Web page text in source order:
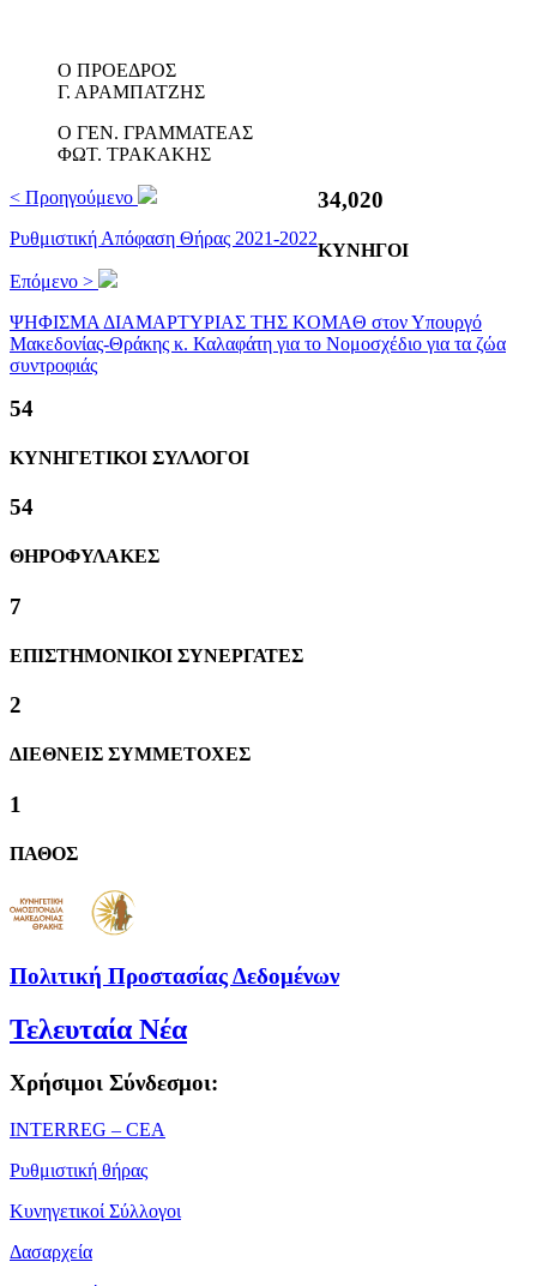
Ο ΠΡΟΕΔΡΟΣ
Γ. ΑΡΑΜΠΑΤΖΗΣ
Ο ΓΕΝ. ΓΡΑΜΜΑΤΕΑΣ
ΦΩΤ. ΤΡΑΚΑΚΗΣ
< Προηγούμενο
Ρυθμιστική Απόφαση Θήρας 2021-2022
Επόμενο >
ΨΗΦΙΣΜΑ ΔΙΑΜΑΡΤΥΡΙΑΣ ΤΗΣ KOMAΘ στον Υπουργό
Μακεδονίας-Θράκης κ. Καλαφάτη για το Νομοσχέδιο για τα ζώα
συντροφιάς
36,507
ΚΥΝΗΓΟΙ
58
ΚΥΝΗΓΕΤΙΚΟΙ ΣΥΛΛΟΓΟΙ
58
ΘΗΡΟΦΥΛΑΚΕΣ
8
ΕΠΙΣΤΗΜΟΝΙΚΟΙ ΣΥΝΕΡΓΑΤΕΣ
2
ΔΙΕΘΝΕΙΣ ΣΥΜΜΕΤΟΧΕΣ
1
ΠΑΘΟΣ
Πολιτική Προστασίας Δεδομένων
Τελευταία Νέα
Χρήσιμοι Σύνδεσμοι:
ΙΝΤΕRREG – CEA
Ρυθμιστική θήρας
Κυνηγετικοί Σύλλογοι
Δασαρχεία